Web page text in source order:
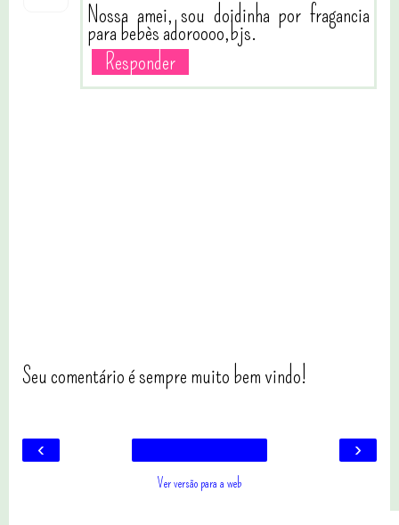
Nossa amei, sou doidinha por fragancia
para bebès adoroooo,bjs.
Responder
Seu comentário é sempre muito bem vindo!
‹ ›
Ver versão para a web